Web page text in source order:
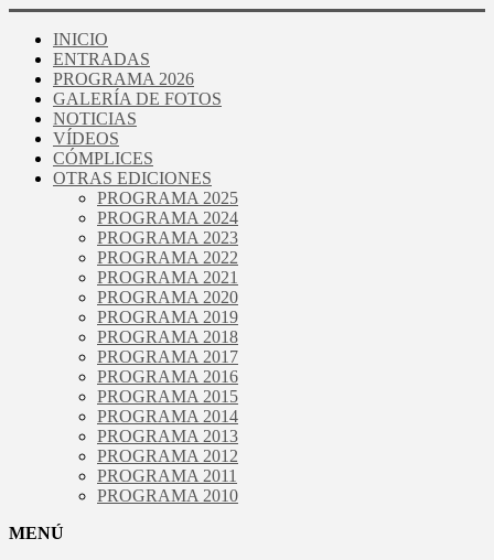
INICIO
ENTRADAS
PROGRAMA 2026
GALERÍA DE FOTOS
NOTICIAS
VÍDEOS
CÓMPLICES
OTRAS EDICIONES
PROGRAMA 2025
PROGRAMA 2024
PROGRAMA 2023
PROGRAMA 2022
PROGRAMA 2021
PROGRAMA 2020
PROGRAMA 2019
PROGRAMA 2018
PROGRAMA 2017
PROGRAMA 2016
PROGRAMA 2015
PROGRAMA 2014
PROGRAMA 2013
PROGRAMA 2012
PROGRAMA 2011
PROGRAMA 2010
MENÚ